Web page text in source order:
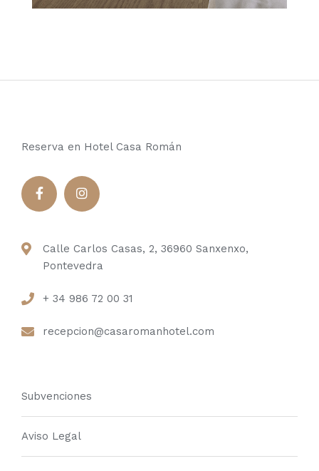
Reserva en Hotel Casa Román
Calle Carlos Casas, 2, 36960 Sanxenxo,
Pontevedra
+ 34 986 72 00 31
recepcion@casaromanhotel.com
Subvenciones
Aviso Legal